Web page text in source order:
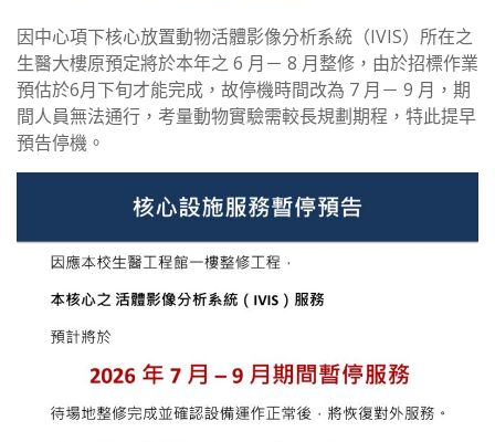
因中心項下核心放置動物活體影像分析系統（IVIS）所在之
生醫大樓原預定將於本年之 6 月－ 8 月整修，由於招標作業
預估於6月下旬才能完成，故停機時間改為 7 月－ 9 月，期
間人員無法通行，考量動物實驗需較長規劃期程，特此提早
預告停機。